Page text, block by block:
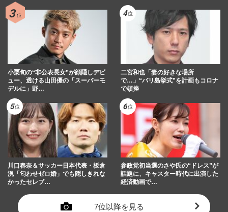
小栗旬の“非公表長女”が顔隠しデビ
ュー、透ける山田優の「スーパーモ
デルに」野…
二宮和也「妻の好きな場所
で…」“バリ島挙式”を計画もコロナ
で頓挫
川口春奈＆サッカー日本代表・板倉
滉「匂わせゼロ婚」でも隠しきれな
かったセレブ…
参政党初当選のさや氏の“ドレス”が
話題に、キャスター時代に出演した
経済動画で…
7位以降を見る